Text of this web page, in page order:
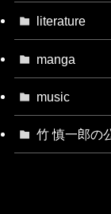
literature
manga
music
竹 慎一郎の